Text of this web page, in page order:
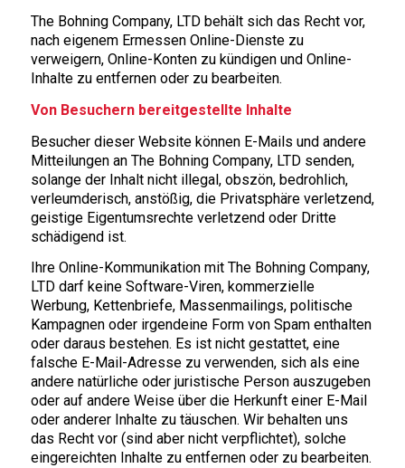
The Bohning Company, LTD behält sich das Recht vor,
nach eigenem Ermessen Online-Dienste zu
verweigern, Online-Konten zu kündigen und Online-
Inhalte zu entfernen oder zu bearbeiten.
Von Besuchern bereitgestellte Inhalte
Besucher dieser Website können E-Mails und andere
Mitteilungen an The Bohning Company, LTD senden,
solange der Inhalt nicht illegal, obszön, bedrohlich,
verleumderisch, anstößig, die Privatsphäre verletzend,
geistige Eigentumsrechte verletzend oder Dritte
schädigend ist.
Ihre Online-Kommunikation mit The Bohning Company,
LTD darf keine Software-Viren, kommerzielle
Werbung, Kettenbriefe, Massenmailings, politische
Kampagnen oder irgendeine Form von Spam enthalten
oder daraus bestehen. Es ist nicht gestattet, eine
falsche E-Mail-Adresse zu verwenden, sich als eine
andere natürliche oder juristische Person auszugeben
oder auf andere Weise über die Herkunft einer E-Mail
oder anderer Inhalte zu täuschen. Wir behalten uns
das Recht vor (sind aber nicht verpflichtet), solche
eingereichten Inhalte zu entfernen oder zu bearbeiten.